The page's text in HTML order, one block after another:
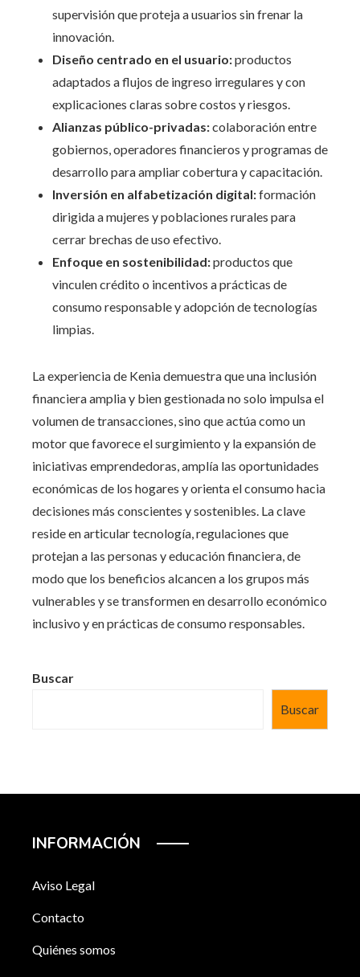
supervisión que proteja a usuarios sin frenar la
innovación.
Diseño centrado en el usuario:productos
adaptados a flujos de ingreso irregulares y con
explicaciones claras sobre costos y riesgos.
Alianzas público-privadas:colaboración entre
gobiernos, operadores financieros y programas de
desarrollo para ampliar cobertura y capacitación.
Inversión en alfabetización digital:formación
dirigida a mujeres y poblaciones rurales para
cerrar brechas de uso efectivo.
Enfoque en sostenibilidad:productos que
vinculen crédito o incentivos a prácticas de
consumo responsable y adopción de tecnologías
limpias.
La experiencia de Kenia demuestra que una inclusión
financiera amplia y bien gestionada no solo impulsa el
volumen de transacciones, sino que actúa como un
motor que favorece el surgimiento y la expansión de
iniciativas emprendedoras, amplía las oportunidades
económicas de los hogares y orienta el consumo hacia
decisiones más conscientes y sostenibles. La clave
reside en articular tecnología, regulaciones que
protejan a las personas y educación financiera, de
modo que los beneficios alcancen a los grupos más
vulnerables y se transformen en desarrollo económico
inclusivo y en prácticas de consumo responsables.
Buscar
Buscar
INFORMACIÓN
Aviso Legal
Contacto
Quiénes somos